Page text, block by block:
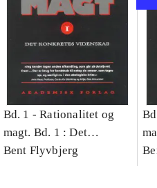
Bd. 1 -Rationalitet og
magt. Bd. 1 : Det
konkretes videnskab
Bent Flyvbjerg